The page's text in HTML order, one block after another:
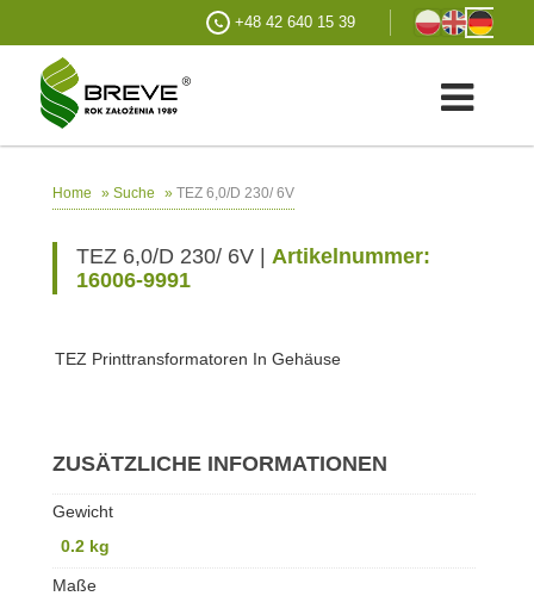
+48 42 640 15 39
Home » Suche » TEZ 6,0/D 230/ 6V
TEZ 6,0/D 230/ 6V | Artikelnummer:
16006-9991
TEZ Printtransformatoren In Gehäuse
ZUSÄTZLICHE INFORMATIONEN
Gewicht
0.2 kg
Maße